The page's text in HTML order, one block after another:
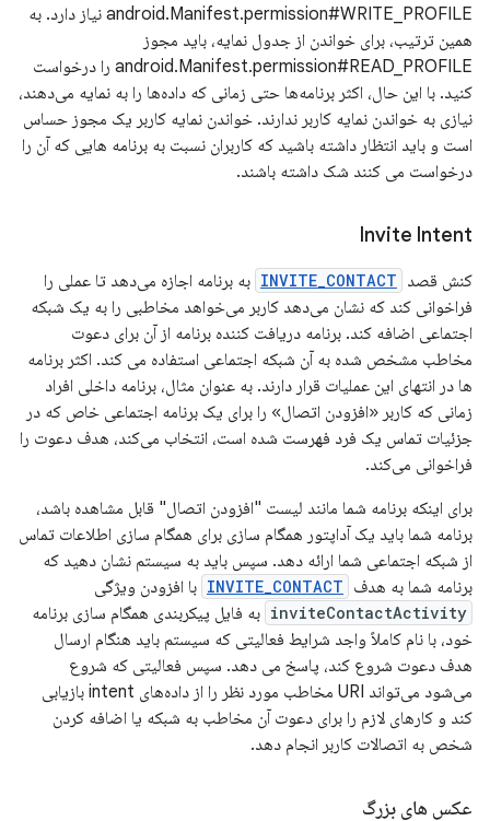
android.Manifest.permission#WRITE_PROFILE نیاز دارد. به
همین ترتیب، برای خواندن از جدول نمایه، باید مجوز
android.Manifest.permission#READ_PROFILE را درخواست
کنید. با این حال، اکثر برنامه‌ها حتی زمانی که داده‌ها را به نمایه می‌دهند،
نیازی به خواندن نمایه کاربر ندارند. خواندن نمایه کاربر یک مجوز حساس
است و باید انتظار داشته باشید که کاربران نسبت به برنامه هایی که آن را
درخواست می کنند شک داشته باشند.
Invite Intent
کنش قصد INVITE_CONTACT به برنامه اجازه می‌دهد تا عملی را
فراخوانی کند که نشان می‌دهد کاربر می‌خواهد مخاطبی را به یک شبکه
اجتماعی اضافه کند. برنامه دریافت کننده برنامه از آن برای دعوت
مخاطب مشخص شده به آن شبکه اجتماعی استفاده می کند. اکثر برنامه
ها در انتهای این عملیات قرار دارند. به عنوان مثال، برنامه داخلی افراد
زمانی که کاربر «افزودن اتصال» را برای یک برنامه اجتماعی خاص که در
جزئیات تماس یک فرد فهرست شده است، انتخاب می‌کند، هدف دعوت را
فراخوانی می‌کند.
برای اینکه برنامه شما مانند لیست "افزودن اتصال" قابل مشاهده باشد،
برنامه شما باید یک آداپتور همگام سازی برای همگام سازی اطلاعات تماس
از شبکه اجتماعی شما ارائه دهد. سپس باید به سیستم نشان دهید که
برنامه شما به هدف INVITE_CONTACT با افزودن ویژگی
inviteContactActivity به فایل پیکربندی همگام سازی برنامه
خود، با نام کاملاً واجد شرایط فعالیتی که سیستم باید هنگام ارسال
هدف دعوت شروع کند، پاسخ می دهد. سپس فعالیتی که شروع
می‌شود می‌تواند URI مخاطب مورد نظر را از داده‌های intent بازیابی
کند و کارهای لازم را برای دعوت آن مخاطب به شبکه یا اضافه کردن
شخص به اتصالات کاربر انجام دهد.
عکس های بزرگ